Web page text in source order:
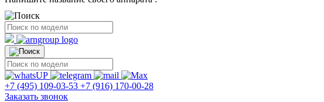
+7 (495) 109-03-53 +7 (916) 170-00-28
Заказать звонок